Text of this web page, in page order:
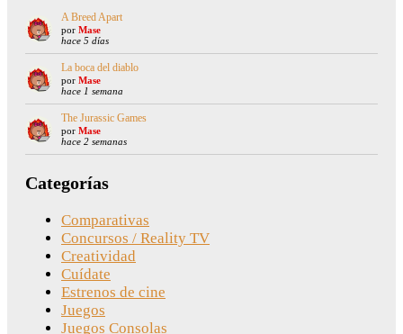
A Breed Apart
por Mase
hace 5 días
La boca del diablo
por Mase
hace 1 semana
The Jurassic Games
por Mase
hace 2 semanas
Categorías
Comparativas
Concursos / Reality TV
Creatividad
Cuídate
Estrenos de cine
Juegos
Juegos Consolas